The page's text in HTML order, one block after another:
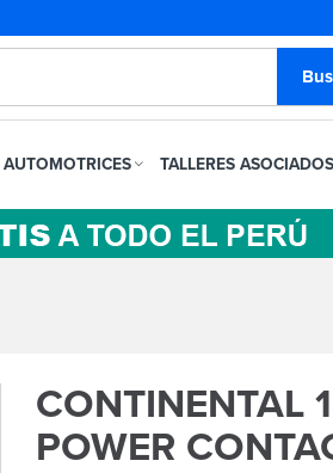
TALLERES ASOCIADOS
CONTINENTAL
POWER